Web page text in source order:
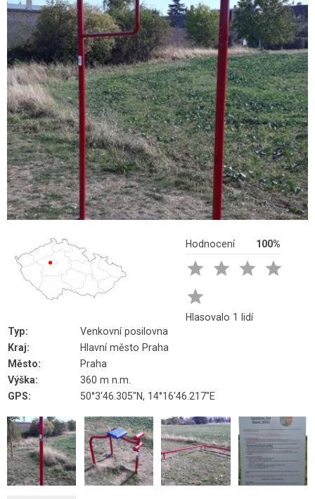
Hodnocení 100%
   

Hlasovalo 1 lidí
Typ:
Venkovní posilovna
Kraj:
Hlavní město Praha
Město:
Praha
Výška:
360 m n.m.
GPS:
50°3'46.305"N, 14°16'46.217"E